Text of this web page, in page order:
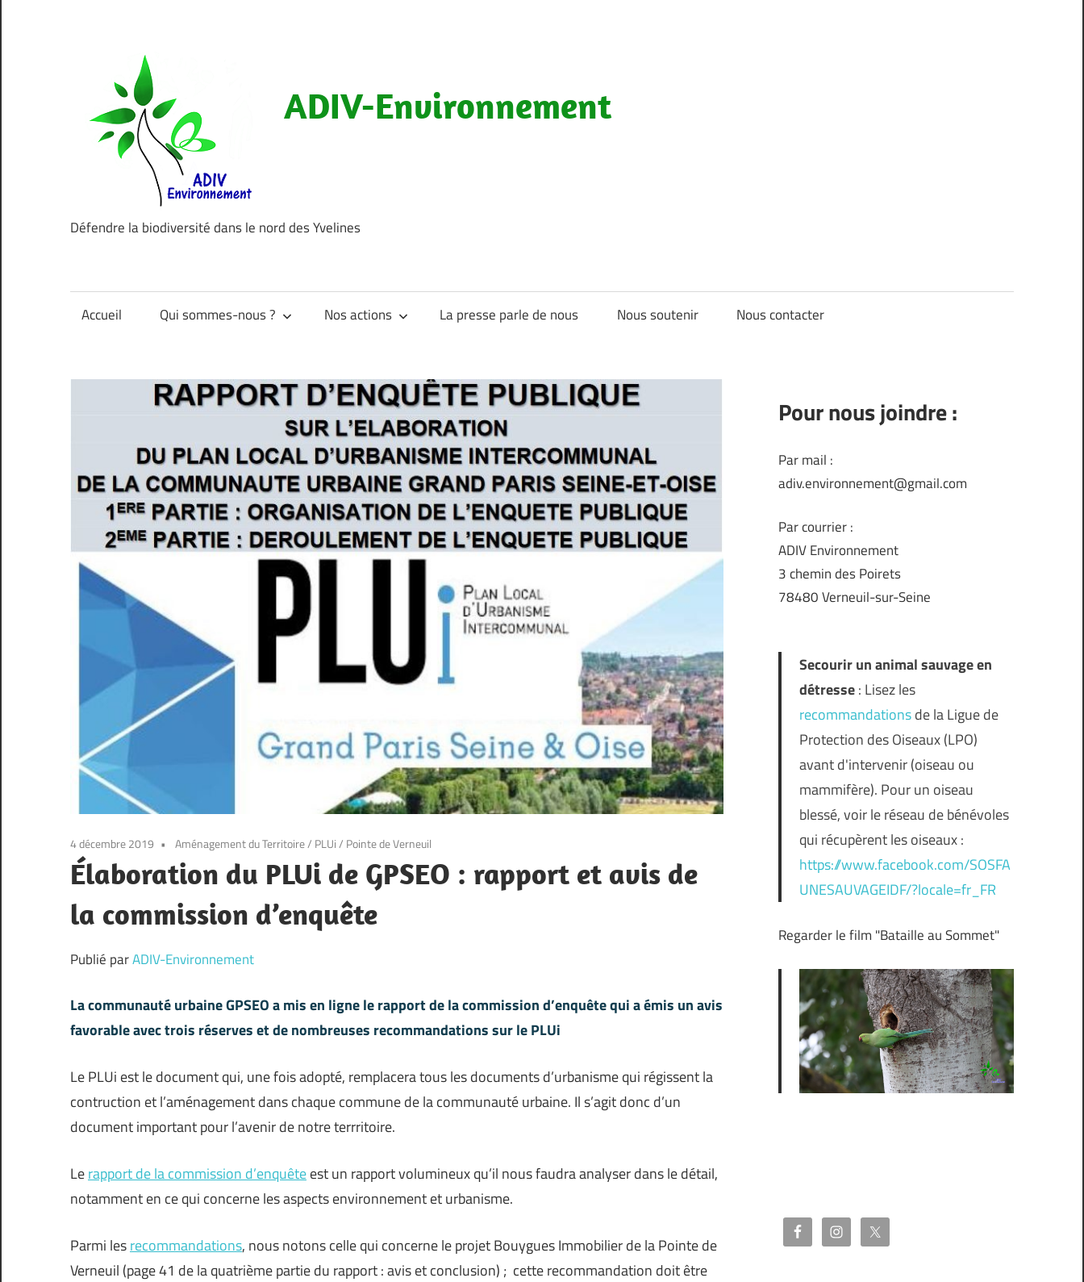
ADIV-Environnement
Défendre la biodiversité dans le nord des Yvelines
Accueil Qui sommes-nous ? Nos actions La presse parle de nous Nous soutenir Nous contacter
4 décembre 2019 Aménagement du Territoire/ PLUi/ Pointe de Verneuil
Élaboration du PLUi de GPSEO : rapport et avis de
la commission d’enquête
Publié parADIV-Environnement
La communauté urbaine GPSEO a mis en ligne le rapport de la commission d’enquête qui a émis un avis
favorable avec trois réserves et de nombreuses recommandations sur le PLUi
Le PLUi est le document qui, une fois adopté, remplacera tous les documents d’urbanisme qui régissent la
contruction et l’aménagement dans chaque commune de la communauté urbaine. Il s’agit donc d’un
document important pour l’avenir de notre terrritoire.
Lerapport de la commission d’enquêteest un rapport volumineux qu’il nous faudra analyser dans le détail,
notamment en ce qui concerne les aspects environnement et urbanisme.
Parmi lesrecommandations, nous notons celle qui concerne le projet Bouygues Immobilier de la Pointe de
Verneuil (page 41 de la quatrième partie du rapport : avis et conclusion) ; cette recommandation doit être
Pour nous joindre :
Par mail :
adiv.environnement@gmail.com
Par courrier :
ADIV Environnement
3 chemin des Poirets
78480 Verneuil-sur-Seine
Secourir un animal sauvage en
détresse: Lisez les
recommandationsde la Ligue de
Protection des Oiseaux (LPO)
avant d'intervenir (oiseau ou
mammifère). Pour un oiseau
blessé, voir le réseau de bénévoles
qui récupèrent les oiseaux :
https://www.facebook.com/SOSFA
UNESAUVAGEIDF/?locale=fr_FR
Regarder le film "Bataille au Sommet"